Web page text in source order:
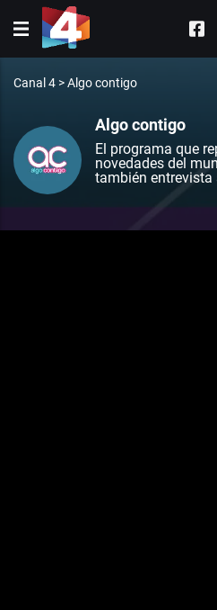
Canal 4 >Algo contigo
Algo contigo
El programa que
novedades del
también entrevista